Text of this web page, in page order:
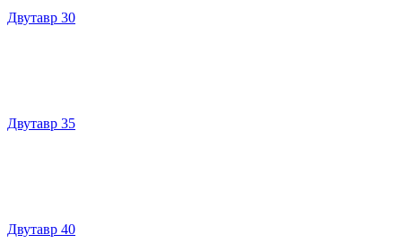
Двутавр 30
Двутавр 35
Двутавр 40